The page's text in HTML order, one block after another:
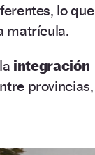
lo que
matrícula.
integración
provincias,